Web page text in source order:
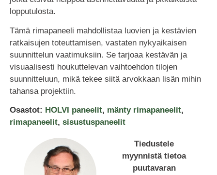
lopputulosta.
Tämä rimapaneeli mahdollistaa luovien ja kestävien
ratkaisujen toteuttamisen, vastaten nykyaikaisen
suunnittelun vaatimuksiin. Se tarjoaa kestävän ja
visuaalisesti houkuttelevan vaihtoehdon tilojen
suunnitteluun, mikä tekee siitä arvokkaan lisän mihin
tahansa projektiin.
Osastot: HOLVI paneelit, mänty rimapaneelit,
rimapaneelit, sisustuspaneelit
Tiedustele
myynnistä tietoa
puutavaran